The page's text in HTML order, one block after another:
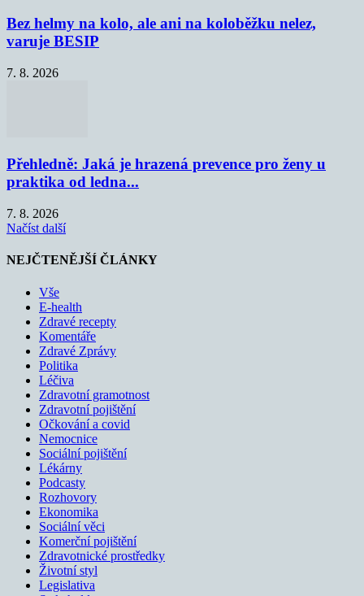
Bez helmy na kolo, ale ani na koloběžku nelez,
varuje BESIP
7. 8. 2026
Přehledně: Jaká je hrazená prevence pro ženy u
praktika od ledna...
7. 8. 2026
Načíst další
NEJČTENĚJŠÍ ČLÁNKY
Vše
E-health
Zdravé recepty
Komentáře
Zdravé Zprávy
Politika
Léčiva
Zdravotní gramotnost
Zdravotní pojištění
Očkování a covid
Nemocnice
Sociální pojištění
Lékárny
Podcasty
Rozhovory
Ekonomika
Sociální věci
Komerční pojištění
Zdravotnické prostředky
Životní styl
Legislativa